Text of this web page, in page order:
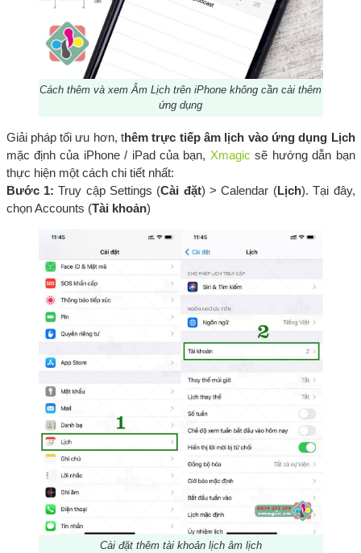
Cách thêm và xem Âm Lịch trên iPhone không cần cài thêm
ứng dụng
Giải pháp tối ưu hơn, thêm trực tiếp âm lịch vào ứng dụng Lịch
mặc định của iPhone / iPad của bạn, Xmagicsẽ hướng dẫn bạn
thực hiện một cách chi tiết nhất:
Bước 1: Truy cập Settings (Cài đặt) > Calendar (Lịch). Tại đây,
chọn Accounts (Tài khoản)
Cài đặt thêm tài khoản lịch âm lịch